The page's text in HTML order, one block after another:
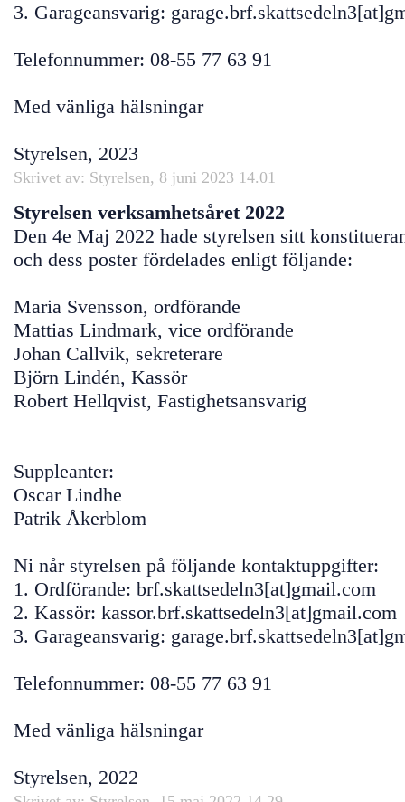
3. Garageansvarig:
Telefonnummer: 08-55 77 63 91
Med vänliga hälsningar
Styrelsen, 2023
Skrivet av: Styrelsen, 8 juni 2023 14.01
Styrelsen verksamhetsåret 2022
Den 4e Maj 2022 hade styrelsen sitt
och dess poster fördelades enligt följande:
Maria Svensson, ordförande
Mattias Lindmark, vice ordförande
Johan Callvik, sekreterare
Björn Lindén, Kassör
Robert Hellqvist, Fastighetsansvarig
Suppleanter:
Oscar Lindhe
Patrik Åkerblom
Ni når styrelsen på följande kontaktuppgifter:
1. Ordförande: brf.skattsedeln3[at]gmail.com
2. Kassör: kassor.brf.skattsedeln3[at]gmail.com
3. Garageansvarig:
Telefonnummer: 08-55 77 63 91
Med vänliga hälsningar
Styrelsen, 2022